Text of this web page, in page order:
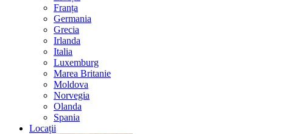
Franța
Germania
Grecia
Irlanda
Italia
Luxemburg
Marea Britanie
Moldova
Norvegia
Olanda
Spania
Locații